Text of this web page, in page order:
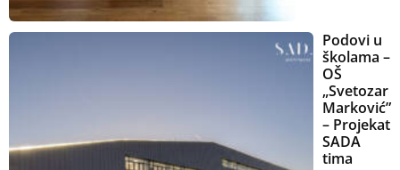
Podovi u
školama –
OŠ
„Svetozar
Marković”
– Projekat
SADA
tima